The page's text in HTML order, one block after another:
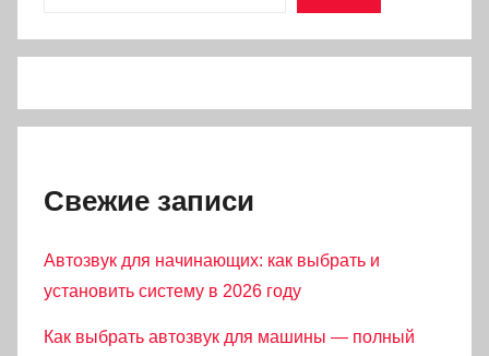
Свежие записи
Автозвук для начинающих: как выбрать и
установить систему в 2026 году
Как выбрать автозвук для машины — полный